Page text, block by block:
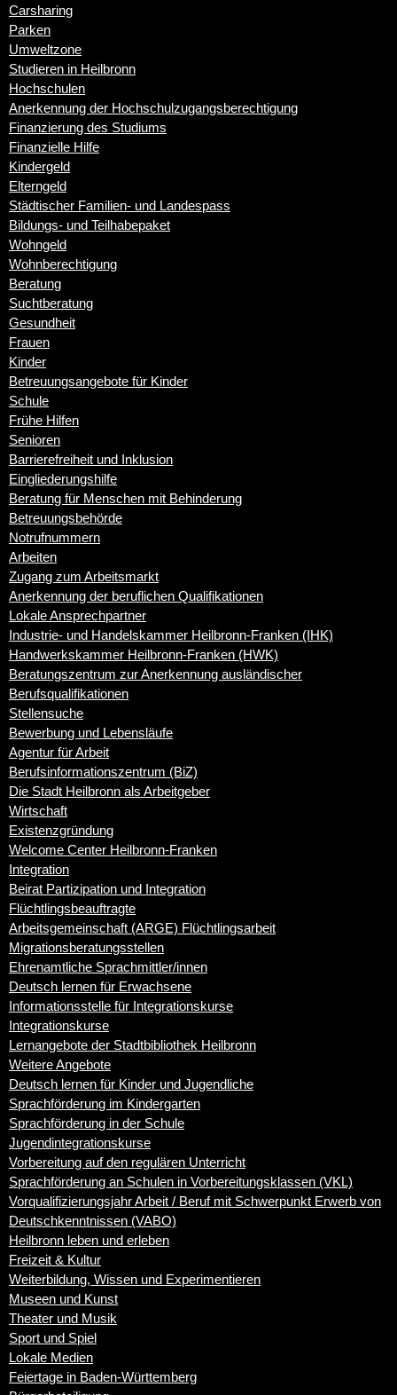
Carsharing
Parken
Umweltzone
Studieren in Heilbronn
Hochschulen
Anerkennung der Hochschulzugangsberechtigung
Finanzierung des Studiums
Finanzielle Hilfe
Kindergeld
Elterngeld
Städtischer Familien- und Landespass
Bildungs- und Teilhabepaket
Wohngeld
Wohnberechtigung
Beratung
Suchtberatung
Gesundheit
Frauen
Kinder
Betreuungsangebote für Kinder
Schule
Frühe Hilfen
Senioren
Barrierefreiheit und Inklusion
Eingliederungshilfe
Beratung für Menschen mit Behinderung
Betreuungsbehörde
Notrufnummern
Arbeiten
Zugang zum Arbeitsmarkt
Anerkennung der beruflichen Qualifikationen
Lokale Ansprechpartner
Industrie- und Handelskammer Heilbronn-Franken (IHK)
Handwerkskammer Heilbronn-Franken (HWK)
Beratungszentrum zur Anerkennung ausländischer
Berufsqualifikationen
Stellensuche
Bewerbung und Lebensläufe
Agentur für Arbeit
Berufsinformationszentrum (BiZ)
Die Stadt Heilbronn als Arbeitgeber
Wirtschaft
Existenzgründung
Welcome Center Heilbronn-Franken
Integration
Beirat Partizipation und Integration
Flüchtlingsbeauftragte
Arbeitsgemeinschaft (ARGE) Flüchtlingsarbeit
Migrationsberatungsstellen
Ehrenamtliche Sprachmittler/innen
Deutsch lernen für Erwachsene
Informationsstelle für Integrationskurse
Integrationskurse
Lernangebote der Stadtbibliothek Heilbronn
Weitere Angebote
Deutsch lernen für Kinder und Jugendliche
Sprachförderung im Kindergarten
Sprachförderung in der Schule
Jugendintegrationskurse
Vorbereitung auf den regulären Unterricht
Sprachförderung an Schulen in Vorbereitungsklassen (VKL)
Vorqualifizierungsjahr Arbeit / Beruf mit Schwerpunkt Erwerb von
Deutschkenntnissen (VABO)
Heilbronn leben und erleben
Freizeit & Kultur
Weiterbildung, Wissen und Experimentieren
Museen und Kunst
Theater und Musik
Sport und Spiel
Lokale Medien
Feiertage in Baden-Württemberg